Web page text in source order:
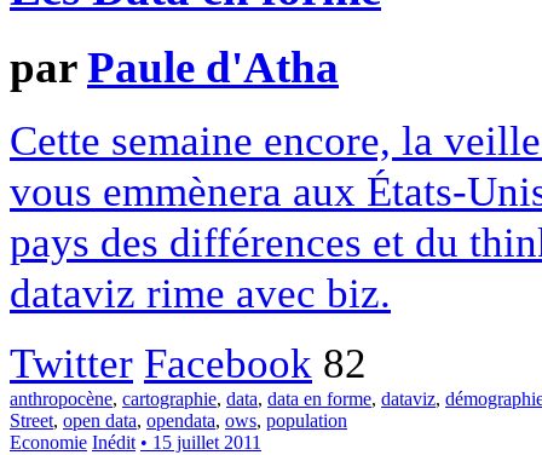
parPaule d'Atha
Cette semaine encore, la
vous emmènera aux États-
pays des différences et du
dataviz rime avec biz.
Twitter Facebook 82
anthropocène, cartographie, data, data en forme, dataviz,
Street, open data, opendata, ows, population
Economie Inédit • 15 juillet 2011